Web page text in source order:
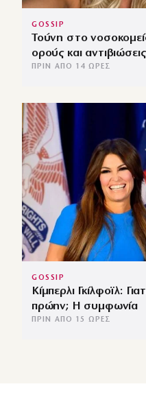
GOSSIP
Τούνη στο
ορούς και
ΠΡΙΝ ΑΠΌ 14 ΏΡΕΣ
GOSSIP
Κίμπερλι Γκίλφοϊλ:
πρώην; Η συμφωνία
ΠΡΙΝ ΑΠΌ 15 ΏΡΕΣ